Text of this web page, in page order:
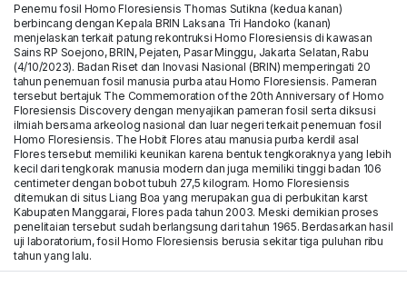
Penemu fosil Homo Floresiensis Thomas Sutikna (kedua kanan)
berbincang dengan Kepala BRIN Laksana Tri Handoko (kanan)
menjelaskan terkait patung rekontruksi Homo Floresiensis di kawasan
Sains RP Soejono, BRIN, Pejaten, Pasar Minggu, Jakarta Selatan, Rabu
(4/10/2023). Badan Riset dan Inovasi Nasional (BRIN) memperingati 20
tahun penemuan fosil manusia purba atau Homo Floresiensis. Pameran
tersebut bertajuk The Commemoration of the 20th Anniversary of Homo
Floresiensis Discovery dengan menyajikan pameran fosil serta diksusi
ilmiah bersama arkeolog nasional dan luar negeri terkait penemuan fosil
Homo Floresiensis. The Hobit Flores atau manusia purba kerdil asal
Flores tersebut memiliki keunikan karena bentuk tengkoraknya yang lebih
kecil dari tengkorak manusia modern dan juga memiliki tinggi badan 106
centimeter dengan bobot tubuh 27,5 kilogram. Homo Floresiensis
ditemukan di situs Liang Boa yang merupakan gua di perbukitan karst
Kabupaten Manggarai, Flores pada tahun 2003. Meski demikian proses
penelitaian tersebut sudah berlangsung dari tahun 1965. Berdasarkan hasil
uji laboratorium, fosil Homo Floresiensis berusia sekitar tiga puluhan ribu
tahun yang lalu.